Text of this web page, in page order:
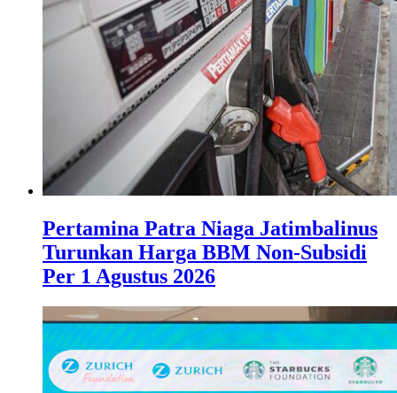
Pertamina Patra Niaga Jatimbalinus
Turunkan Harga BBM Non-Subsidi
Per 1 Agustus 2026